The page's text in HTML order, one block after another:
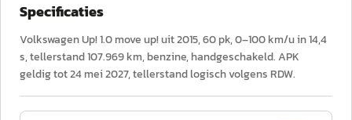
Specificaties
Volkswagen Up! 1.0 move up! uit 2015, 60 pk, 0–100 km/u in 14,4
s, tellerstand 107.969 km, benzine, handgeschakeld. APK
geldig tot 24 mei 2027, tellerstand logisch volgens RDW.